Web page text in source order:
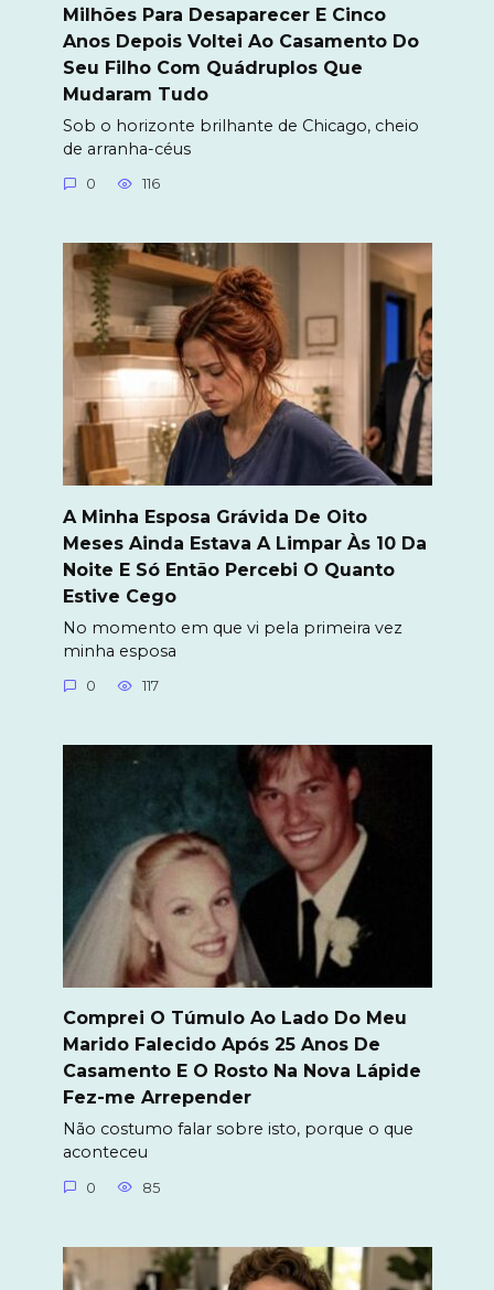
Milhões Para Desaparecer E Cinco
Anos Depois Voltei Ao Casamento Do
Seu Filho Com Quádruplos Que
Mudaram Tudo
Sob o horizonte brilhante de Chicago, cheio
de arranha-céus
0 116
A Minha Esposa Grávida De Oito
Meses Ainda Estava A Limpar Às 10 Da
Noite E Só Então Percebi O Quanto
Estive Cego
No momento em que vi pela primeira vez
minha esposa
0 117
Comprei O Túmulo Ao Lado Do Meu
Marido Falecido Após 25 Anos De
Casamento E O Rosto Na Nova Lápide
Fez-me Arrepender
Não costumo falar sobre isto, porque o que
aconteceu
0 85